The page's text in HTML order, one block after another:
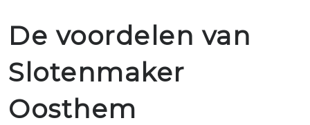
De voordelen van
Slotenmaker
Oosthem